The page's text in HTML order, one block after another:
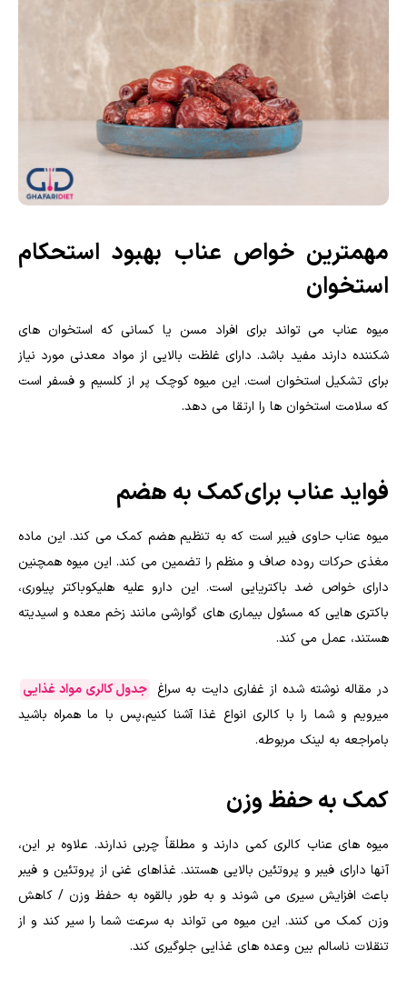
مهمترین خواص عناب بهبود استحکام
استخوان
میوه عناب می تواند برای افراد مسن یا کسانی که استخوان های
شکننده دارند مفید باشد. دارای غلظت بالایی از مواد معدنی مورد نیاز
برای تشکیل استخوان است. این میوه کوچک پر از کلسیم و فسفر است
که سلامت استخوان ها را ارتقا می دهد.
فواید عناب برای کمک به هضم
میوه عناب حاوی فیبر است که به تنظیم هضم کمک می کند. این ماده
مغذی حرکات روده صاف و منظم را تضمین می کند. این میوه همچنین
دارای خواص ضد باکتریایی است. این دارو علیه هلیکوباکتر پیلوری،
باکتری هایی که مسئول بیماری های گوارشی مانند زخم معده و اسیدیته
هستند، عمل می کند.
در مقاله نوشته شده از غفاری دایت به سراغ جدول کالری مواد غذایی
میرویم و شما را با کالری انواع غذا آشنا کنیم،پس با ما همراه باشید
بامراجعه به لینک مربوطه.
کمک به حفظ وزن
میوه های عناب کالری کمی دارند و مطلقاً چربی ندارند. علاوه بر این،
آنها دارای فیبر و پروتئین بالایی هستند. غذاهای غنی از پروتئین و فیبر
باعث افزایش سیری می شوند و به طور بالقوه به حفظ وزن / کاهش
وزن کمک می کنند. این میوه می تواند به سرعت شما را سیر کند و از
تنقلات ناسالم بین وعده های غذایی جلوگیری کند.